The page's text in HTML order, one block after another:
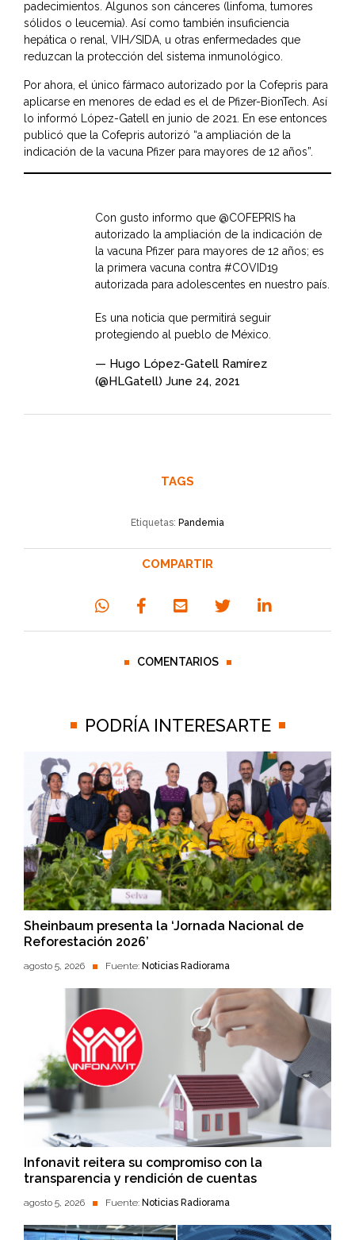
padecimientos. Algunos son cánceres (linfoma, tumores
sólidos o leucemia). Así como también insuficiencia
hepática o renal, VIH/SIDA, u otras enfermedades que
reduzcan la protección del sistema inmunológico.
Por ahora, el único fármaco autorizado por la Cofepris para
aplicarse en menores de edad es el de Pfizer-BionTech. Así
lo informó López-Gatell en junio de 2021. En ese entonces
publicó que la Cofepris autorizó “a ampliación de la
indicación de la vacuna Pfizer para mayores de 12 años”.
Con gusto informo que @COFEPRIS ha
autorizado la ampliación de la indicación de
la vacuna Pfizer para mayores de 12 años; es
la primera vacuna contra #COVID19
autorizada para adolescentes en nuestro país.
Es una noticia que permitirá seguir
protegiendo al pueblo de México.
— Hugo López-Gatell Ramírez
(@HLGatell) June 24, 2021
TAGS
Etiquetas: Pandemia
COMPARTIR
COMENTARIOS
PODRÍA INTERESARTE
Sheinbaum presenta la ‘Jornada Nacional de
Reforestación 2026’
agosto 5, 2026 Fuente: Noticias Radiorama
Infonavit reitera su compromiso con la
transparencia y rendición de cuentas
agosto 5, 2026 Fuente: Noticias Radiorama